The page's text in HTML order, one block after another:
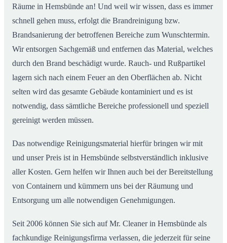
Räume in Hemsbünde an! Und weil wir wissen, dass es immer
schnell gehen muss, erfolgt die Brandreinigung bzw.
Brandsanierung der betroffenen Bereiche zum Wunschtermin.
Wir entsorgen Sachgemäß und entfernen das Material, welches
durch den Brand beschädigt wurde. Rauch- und Rußpartikel
lagern sich nach einem Feuer an den Oberflächen ab. Nicht
selten wird das gesamte Gebäude kontaminiert und es ist
notwendig, dass sämtliche Bereiche professionell und speziell
gereinigt werden müssen.
Das notwendige Reinigungsmaterial hierfür bringen wir mit
und unser Preis ist in Hemsbünde selbstverständlich inklusive
aller Kosten. Gern helfen wir Ihnen auch bei der Bereitstellung
von Containern und kümmern uns bei der Räumung und
Entsorgung um alle notwendigen Genehmigungen.
Seit 2006 können Sie sich auf Mr. Cleaner in Hemsbünde als
fachkundige Reinigungsfirma verlassen, die jederzeit für seine